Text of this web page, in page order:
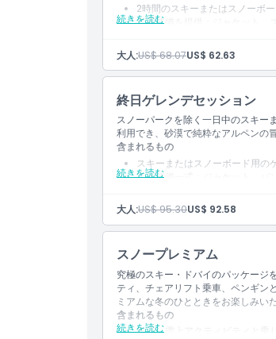
続きを読む
2時間のスキーまたはスノーボー
冬用装備を提供：ジャケット、
スキーおよびスノーボード利用
す。
大人:US$ 68.07US$ 62.63
終日ゲレンデセッション
スノーパークを除く一日中のスキー
利用でき、砂漠で純粋なアルペンの
続きを読む
含まれるもの
スキーまたはスノーボード用の
冬用装備一式：ジャケット、パ
ロッカー利用が含まれます。
フリース手袋が含まれます。
ゲレンデに入るには、スキー・
大人:US$ 95.30US$ 92.58
スノープレミアム
究極のスキー・ドバイのパッケージ
ティ、チェアリフト乗車、ペンギン
ミアムな冬のひとときをお楽しみい
続きを読む
含まれるもの
終日、雪上アクティビティと乗